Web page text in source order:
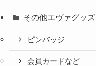
その他エヴァグッズ
ピンバッジ
会員カードなど